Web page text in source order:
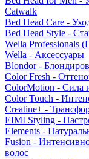
Catwalk
Bed Head Care -
Bed Head Style -
Wella Professionals
Wella - Аксессуары
Blondor -
Color Fresh -
ColorMotion - Сила
Color Touch -
Creatine+ -
EIMI Styling -
Elements -
Fusion -
волос